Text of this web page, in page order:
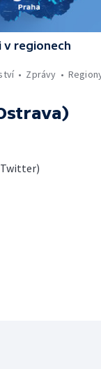
v regionech
Zprávy